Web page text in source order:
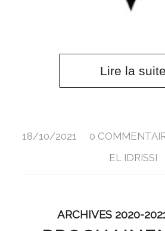
Lire la suite
18/10/2021
/ 0 /
EL IDRISSI
ARCHIVES 2020-